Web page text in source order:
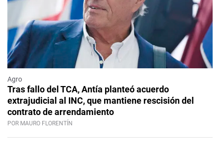
Agro
Tras fallo del TCA, Antía planteó acuerdo
extrajudicial al INC, que mantiene rescisión del
contrato de arrendamiento
POR MAURO FLORENTÍN